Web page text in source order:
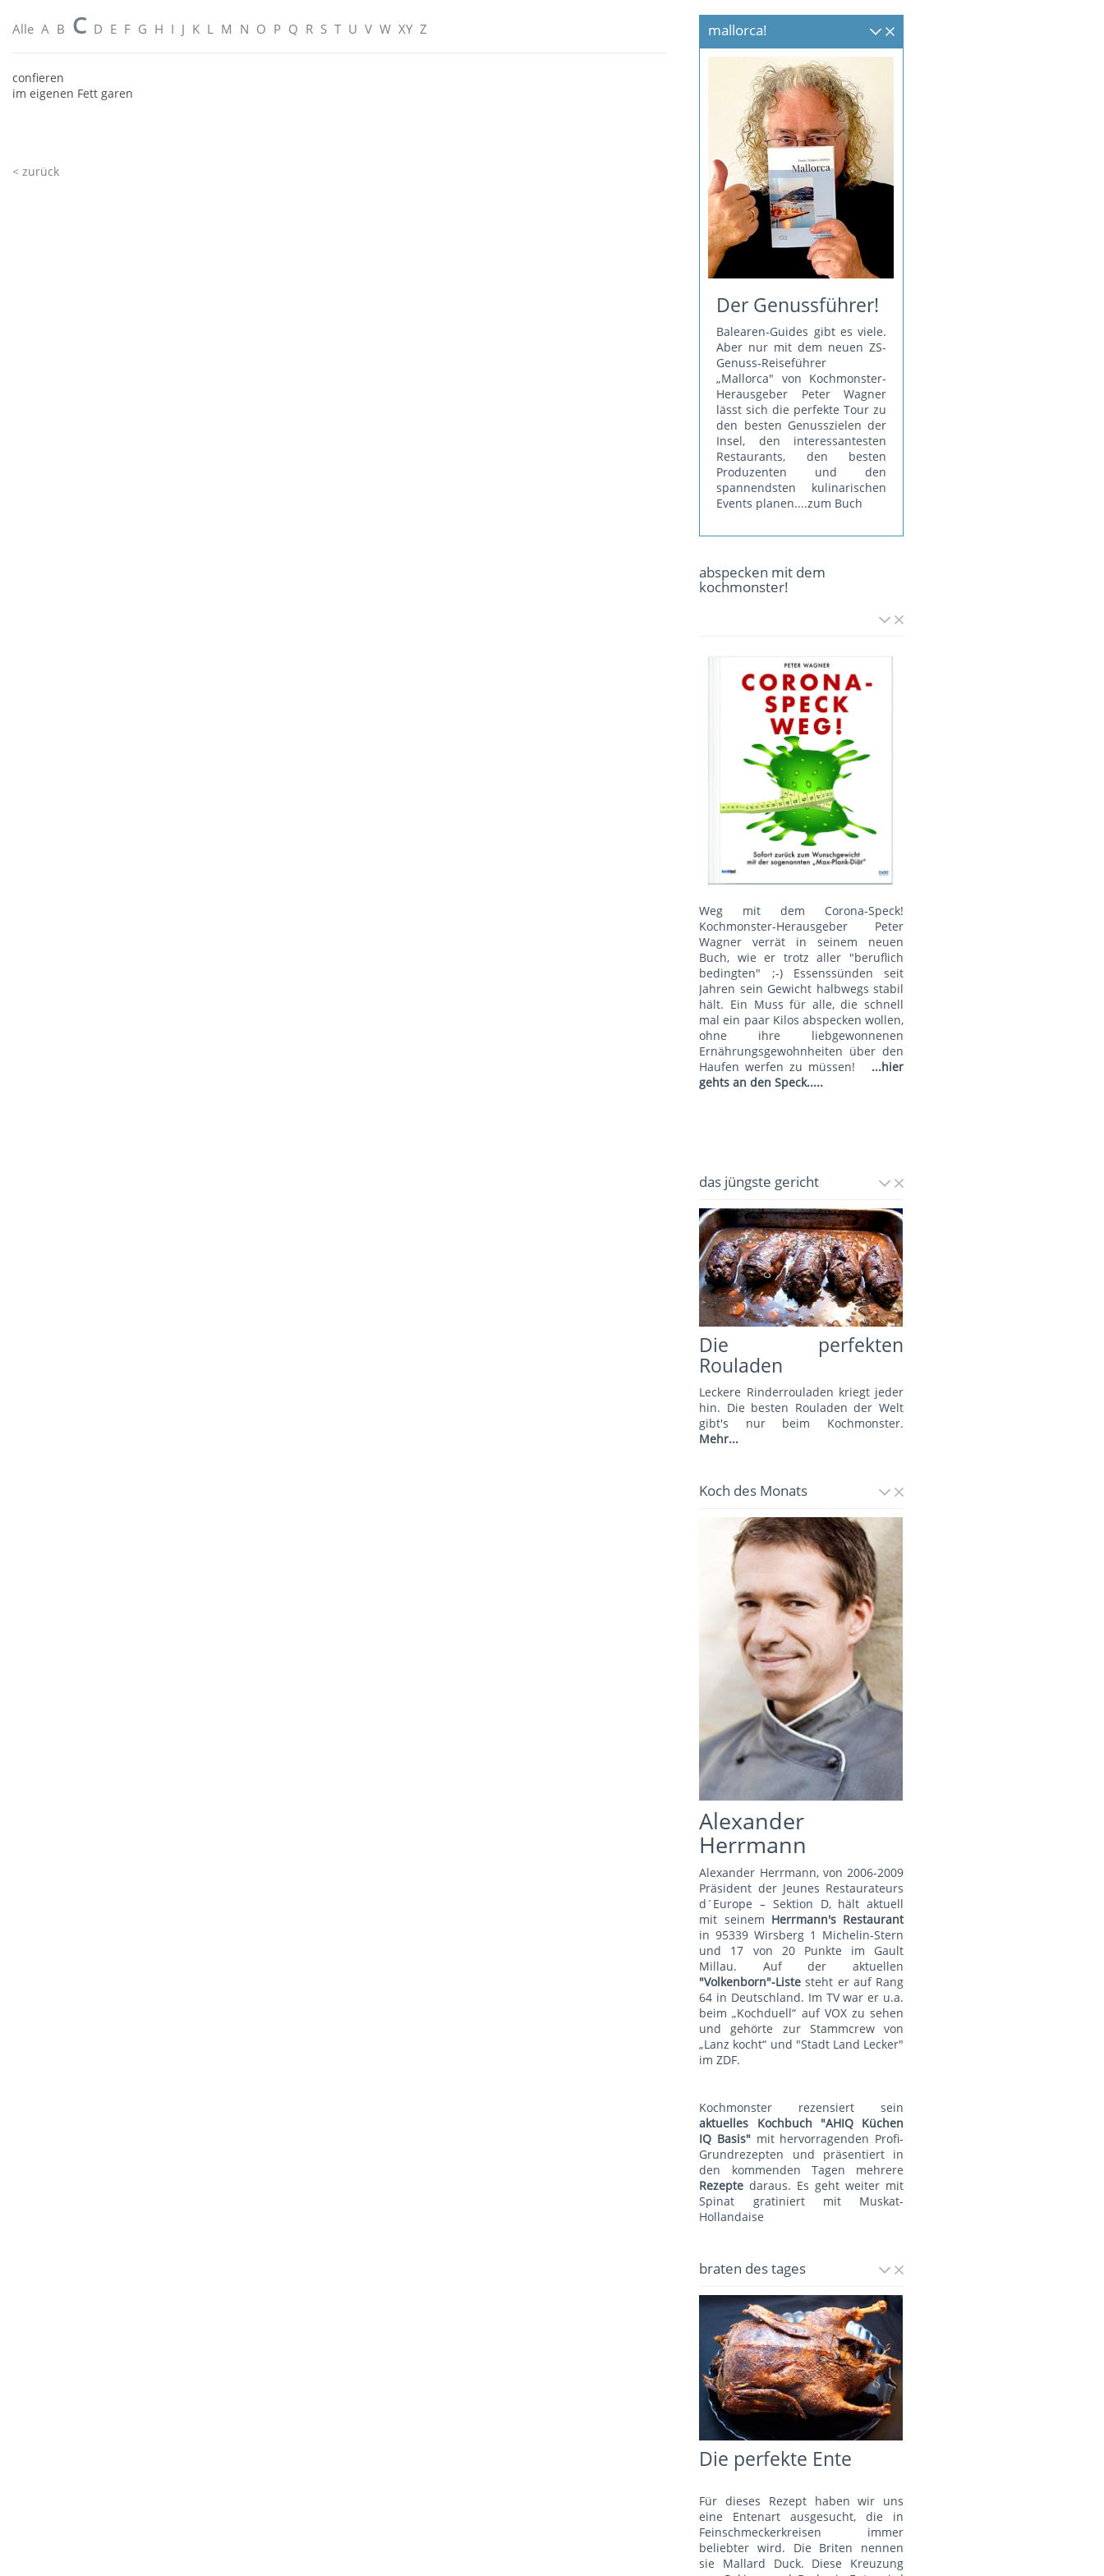
Alle A B C D E F G H I J K L M N O P Q R S T U V W XY Z
confieren
im eigenen Fett garen
< zurück
mallorca!
Der Genussführer!
Balearen-Guides gibt es viele.
Aber nur mit dem neuen ZS-
Genuss-Reiseführer
„Mallorca" von Kochmonster-
Herausgeber Peter Wagner
lässt sich die perfekte Tour zu
den besten Genusszielen der
Insel, den interessantesten
Restaurants, den besten
Produzenten und den
spannendsten kulinarischen
Events planen....zum Buch
abspecken mit dem
kochmonster!
Weg mit dem Corona-Speck!
Kochmonster-Herausgeber Peter
Wagner verrät in seinem neuen
Buch, wie er trotz aller "beruflich
bedingten" ;-) Essenssünden seit
Jahren sein Gewicht halbwegs stabil
hält. Ein Muss für alle, die schnell
mal ein paar Kilos abspecken wollen,
ohne ihre liebgewonnenen
Ernährungsgewohnheiten über den
Haufen werfen zu müssen!
...hier
gehts an den Speck.....
das jüngste gericht
Die perfekten
Rouladen
Leckere Rinderrouladen kriegt jeder
hin. Die besten Rouladen der Welt
gibt's nur beim Kochmonster.
Mehr...
Koch des Monats
Alexander
Herrmann
Alexander Herrmann, von 2006-2009
Präsident der Jeunes Restaurateurs
d´Europe – Sektion D, hält aktuell
mit seinem Herrmann's Restaurant
in 95339 Wirsberg 1 Michelin-Stern
und 17 von 20 Punkte im Gault
Millau. Auf der aktuellen
"Volkenborn"-Liste steht er auf Rang
64 in Deutschland. Im TV war er u.a.
beim „Kochduell“ auf VOX zu sehen
und gehörte zur Stammcrew von
„Lanz kocht“ und "Stadt Land Lecker"
im ZDF.
Kochmonster rezensiert sein
aktuelles Kochbuch "AHIQ Küchen
IQ Basis" mit hervorragenden Profi-
Grundrezepten und präsentiert in
den kommenden Tagen mehrere
Rezepte daraus. Es geht weiter mit
Spinat gratiniert mit Muskat-
Hollandaise
braten des tages
Die perfekte Ente
Für dieses Rezept haben wir uns
eine Entenart ausgesucht, die in
Feinschmeckerkreisen immer
beliebter wird. Die Briten nennen
sie Mallard Duck. Diese Kreuzung